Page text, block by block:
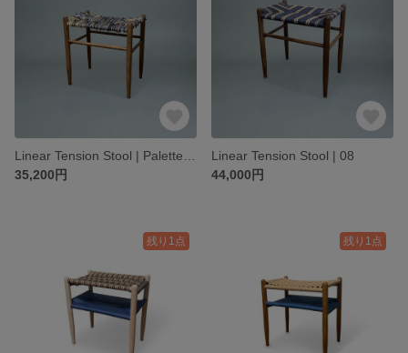
35,200円
Linear Tension Stool | 08
44,000円
残り1点 残り1点